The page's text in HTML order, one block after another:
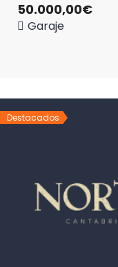
50.000,00€
Garaje
Destacados